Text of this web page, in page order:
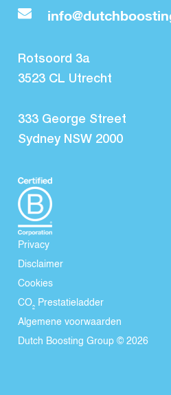
Rotsoord 3a
3523 CL Utrecht
333 George Street
Sydney NSW 2000
Privacy
Disclaimer
Cookies
CO₂ Prestatieladder
Algemene voorwaarden
Dutch Boosting Group © 2026